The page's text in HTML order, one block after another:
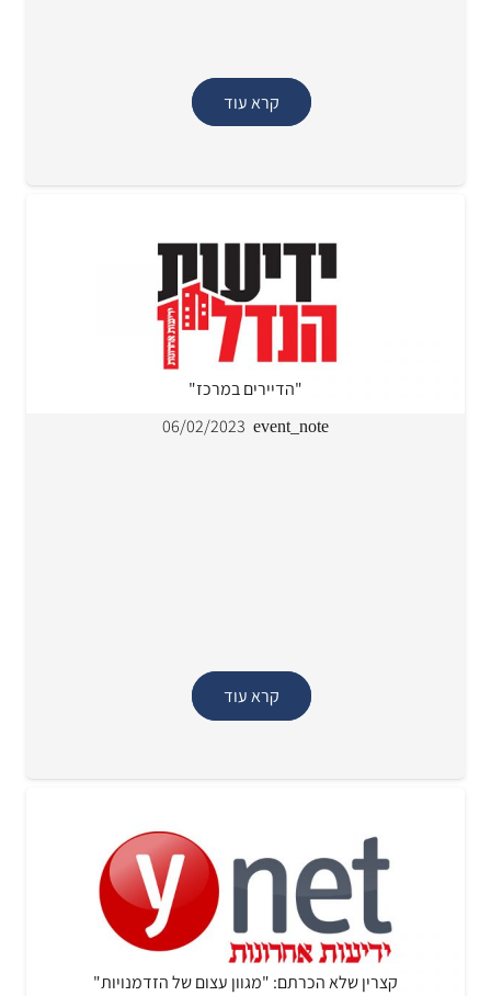
קרא עוד
"הדיירים במרכז"
event_note
06/02/2023
קרא עוד
קצרין שלא הכרתם: "מגוון עצום של הזדמנויות"